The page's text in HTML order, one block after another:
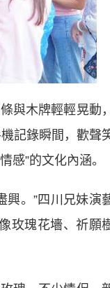
與木牌輕輕晃動
記錄瞬間，歡聲
感”的文化內涵。
。”四川兄妹演
玫瑰花墻、祈願